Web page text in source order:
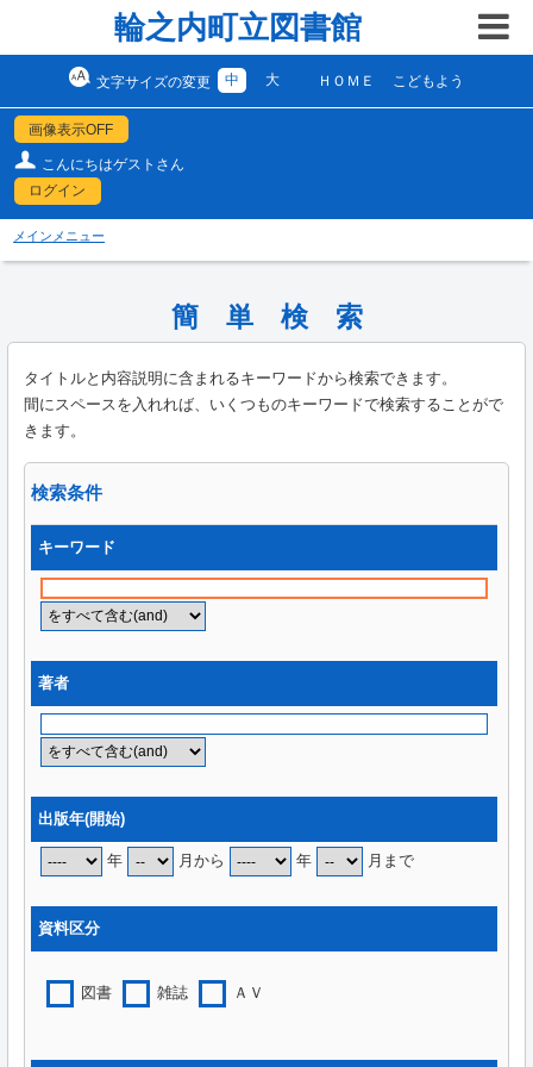
輪之内町立図書館
文字サイズの変更 中 大 ＨＯＭＥ こどもよう
画像表示OFF
こんにちはゲストさん
ログイン
メインメニュー
簡 単 検 索
タイトルと内容説明に含まれるキーワードから検索できます。
間にスペースを入れれば、いくつものキーワードで検索することがで
きます。
検索条件
キーワード
著者
出版年(開始)
年 月から 年 月まで
資料区分
図書 雑誌 ＡＶ